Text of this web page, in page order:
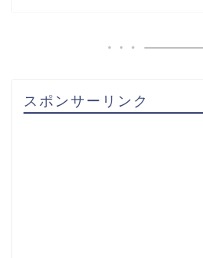
スポンサーリンク